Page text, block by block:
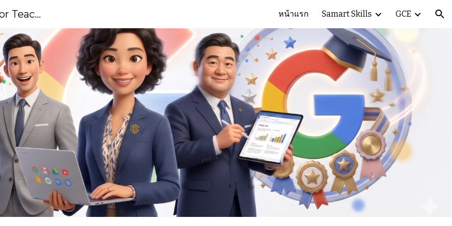
to main content
Google Certified Educator for Teacher หน้าแรก Samart Skills GCE